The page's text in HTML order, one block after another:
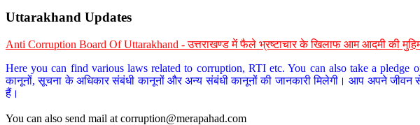
Uttarakhand Updates
Anti Corruption Board Of Uttarakhand - उत्तराखण्ड में फैले भ्रष्टाचार के खिलाफ आम आदमी की
Here you can find various laws related to corruption, RTI etc. You can also take a pledge
कानूनों, सूचना के अधिकार संबंधी कानूनों और अन्य संबंधी कानूनों की जानकारी मिलेगी। आप अपने जीवन
हैं।
You can also send mail at corruption@merapahad.com